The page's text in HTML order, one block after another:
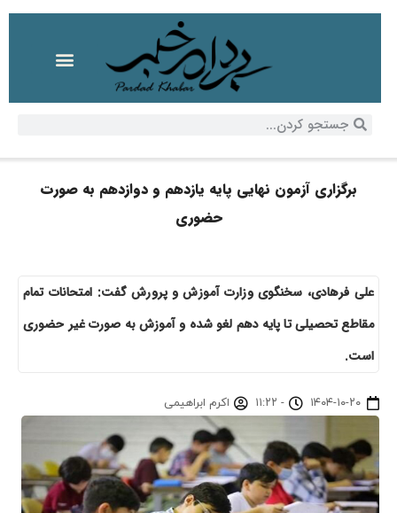
برگزاری آزمون نهایی پایه یازدهم و دوازدهم به صورت
حضوری
علی فرهادی، سخنگوی وزارت آموزش و پرورش گفت: امتحانات تمام
مقاطع تحصیلی تا پایه دهم لغو شده و آموزش به صورت غیر حضوری
است.
۱۴۰۴-۱۰-۲۰ - ۱۱:۲۲ اکرم ابراهیمی